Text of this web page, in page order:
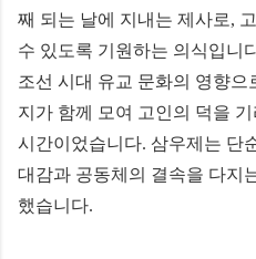
째 되는 날에 지내는 제사로,
수 있도록 기원하는 의식입니
조선 시대 유교 문화의 영향으
지가 함께 모여 고인의 덕을
시간이었습니다. 삼우제는 단
대감과 공동체의 결속을 다지
했습니다.